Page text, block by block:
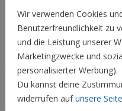
Wir verwenden Cookies
Benutzerfreundlichkeit zu
und die Leistung unserer
Marketingzwecke und
personalisierter Werbung).
Du kannst deine
widerrufen aufunsere
Preis:0,50 € für 1
Hochzeit
Familie & Feiertage